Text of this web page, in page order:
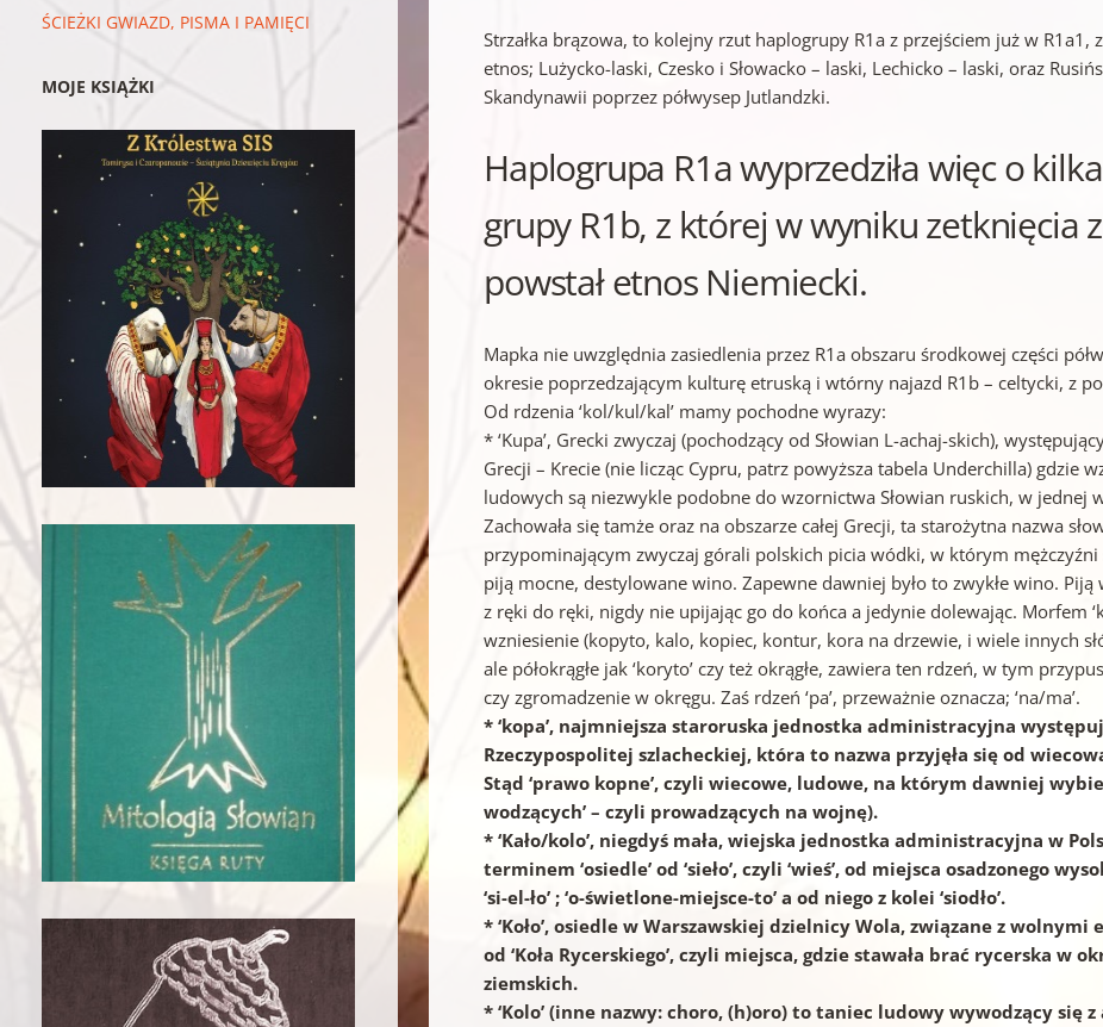
Strzałka brązowa, to kolejny rzut haplogrupy R1a z przejściem już w
etnos; Lużycko-laski, Czesko i Słowacko – laski, Lechicko – laski, oraz
Skandynawii poprzez półwysep Jutlandzki.
Haplogrupa R1a wyprzedziła więc o
grupy R1b, z której w wyniku zetknięcia
powstał etnos Niemiecki.
Mapka nie uwzględnia zasiedlenia przez R1a obszaru środkowej części
okresie poprzedzającym kulturę etruską i wtórny najazd R1b – celtycki, z
Od rdzenia ‘kol/kul/kal’ mamy pochodne wyrazy:
* ‘Kupa’, Grecki zwyczaj (pochodzący od Słowian L-achaj-skich),
Grecji – Krecie (nie licząc Cypru, patrz powyższa tabela Underchilla)
ludowych są niezwykle podobne do wzornictwa Słowian ruskich, w jednej
Zachowała się tamże oraz na obszarze całej Grecji, ta starożytna nazwa
przypominającym zwyczaj górali polskich picia wódki, w którym
piją mocne, destylowane wino. Zapewne dawniej było to zwykłe wino.
z ręki do ręki, nigdy nie upijając go do końca a jedynie dolewając. Morfem
wzniesienie (kopyto, kalo, kopiec, kontur, kora na drzewie, i wiele innych
ale półokrągłe jak ‘koryto’ czy też okrągłe, zawiera ten rdzeń, w tym
czy zgromadzenie w okręgu. Zaś rdzeń ‘pa’, przeważnie oznacza; ‘na/ma’.
* ‘kopa’, najmniejsza staroruska jednostka administracyjna
Rzeczypospolitej szlacheckiej, która to nazwa przyjęła się od
Stąd ‘prawo kopne’, czyli wiecowe, ludowe, na którym dawniej
wodzących’ – czyli prowadzących na wojnę).
* ‘Kało/kolo’, niegdyś mała, wiejska jednostka administracyjna w
terminem ‘osiedle’ od ‘sieło’, czyli ‘wieś’, od miejsca osadzonego
‘si-el-ło’ ; ‘o-świetlone-miejsce-to’ a od niego z kolei ‘siodło’.
* ‘Koło’, osiedle w Warszawskiej dzielnicy Wola, związane z
od ‘Koła Rycerskiego’, czyli miejsca, gdzie stawała brać rycerska w
ziemskich.
* ‘Kolo’ (inne nazwy: choro, (h)oro) to taniec ludowy wywodzący się
ŚCIEŻKI GWIAZD, PISMA I PAMIĘCI
MOJE KSIĄŻKI